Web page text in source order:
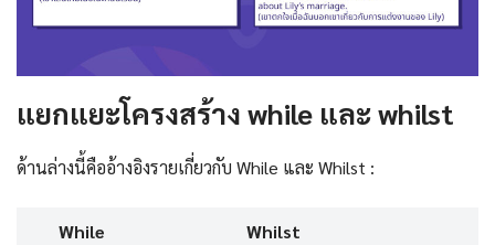
แยกแยะโครงสร้าง while และ whilst
ด้านล่างนี้คืออ้างอิงรายเกี่ยวกับ While และ Whilst :
While Whilst